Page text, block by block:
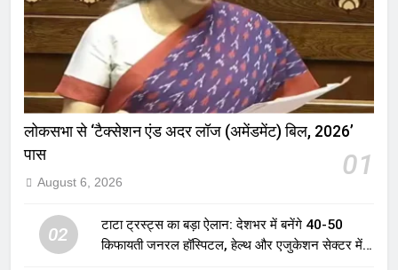
लोकसभा से ‘टैक्सेशन एंड अदर लॉज (अमेंडमेंट) बिल, 2026’
पास
01
August 6, 2026
02
टाटा ट्रस्ट्स का बड़ा ऐलान: देशभर में बनेंगे 40-50
किफायती जनरल हॉस्पिटल, हेल्थ और एजुकेशन सेक्टर में